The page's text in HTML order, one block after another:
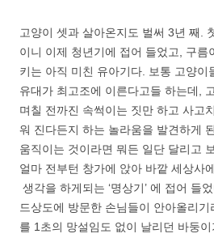
고양이 셋과 살아온지도 벌써 3년 째.
이니 이제 청년기에 접어 들었고, 구름
키는 아직 미친 유아기다. 보통 고양이
유대가 최고조에 이른다고들 하는데,
며칠 전까진 속썩이는 짓만 하고 사고
워 진다든지 하는 놀라움을 발견하게
움직이는 것이라면 뭐든 일단 달리고
얼마 전부턴 창가에 앉아 바깥 세상사
생각을 하게되는 ‘명상기’ 에 접어 들
드상도에 방문한 손님들이 안아올리
를 1초의 망설임도 없이 날리던 바둥